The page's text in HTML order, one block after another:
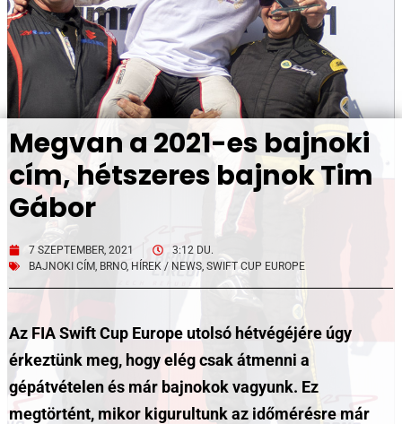
Megvan a 2021-es bajnoki
cím, hétszeres bajnok Tim
Gábor
7 SZEPTEMBER, 2021
3:12 DU.
BAJNOKI CÍM, BRNO, HÍREK / NEWS, SWIFT CUP EUROPE
Az FIA Swift Cup Europe utolsó hétvégéjére úgy
érkeztünk meg, hogy elég csak átmenni a
gépátvételen és már bajnokok vagyunk. Ez
megtörtént, mikor kigurultunk az időmérésre már